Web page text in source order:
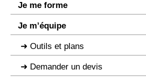
Je me forme
Je m’équipe
Outils et plans
Demander un devis